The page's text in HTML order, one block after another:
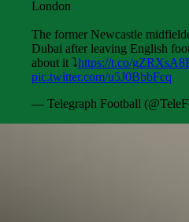
London
The former Newcastle
Dubai after leaving English
about it ⤵️https://t.co/
pic.twitter.com/u5J0BbbFcq
— Telegraph Football